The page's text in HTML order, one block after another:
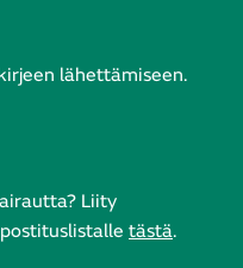
lähettämiseen.
Liity
tästä.